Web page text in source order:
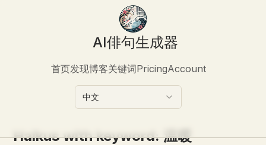
AI俳句生成器
首页发现博客关键词PricingAccount
中文
Haikus with keyword:温暖